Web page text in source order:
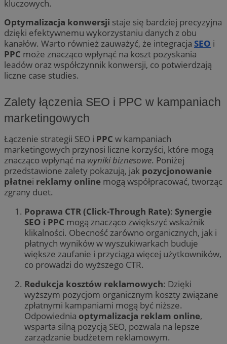
kluczowych.
Optymalizacja konwersji staje się bardziej precyzyjna
dzięki efektywnemu wykorzystaniu danych z obu
kanałów. Warto również zauważyć, że integracja SEO i
PPC może znacząco wpłynąć na koszt pozyskania
leadów oraz współczynnik konwersji, co potwierdzają
liczne case studies.
Zalety łączenia SEO i PPC w kampaniach
marketingowych
Łączenie strategii SEO i PPC w kampaniach
marketingowych przynosi liczne korzyści, które mogą
znacząco wpłynąć na wyniki biznesowe. Poniżej
przedstawione zalety pokazują, jak pozycjonowanie
płatnei reklamy online mogą współpracować, tworząc
zgrany duet.
Poprawa CTR (Click-Through Rate): Synergie
SEO i PPC mogą znacząco zwiększyć wskaźnik
klikalności. Obecność zarówno organicznych, jak i
płatnych wyników w wyszukiwarkach buduje
większe zaufanie i przyciąga więcej użytkowników,
co prowadzi do wyższego CTR.
Redukcja kosztów reklamowych: Dzięki
wyższym pozycjom organicznym koszty związane
zpłatnymi kampaniami mogą być niższe.
Odpowiednia optymalizacja reklam online,
wsparta silną pozycją SEO, pozwala na lepsze
zarządzanie budżetem reklamowym.